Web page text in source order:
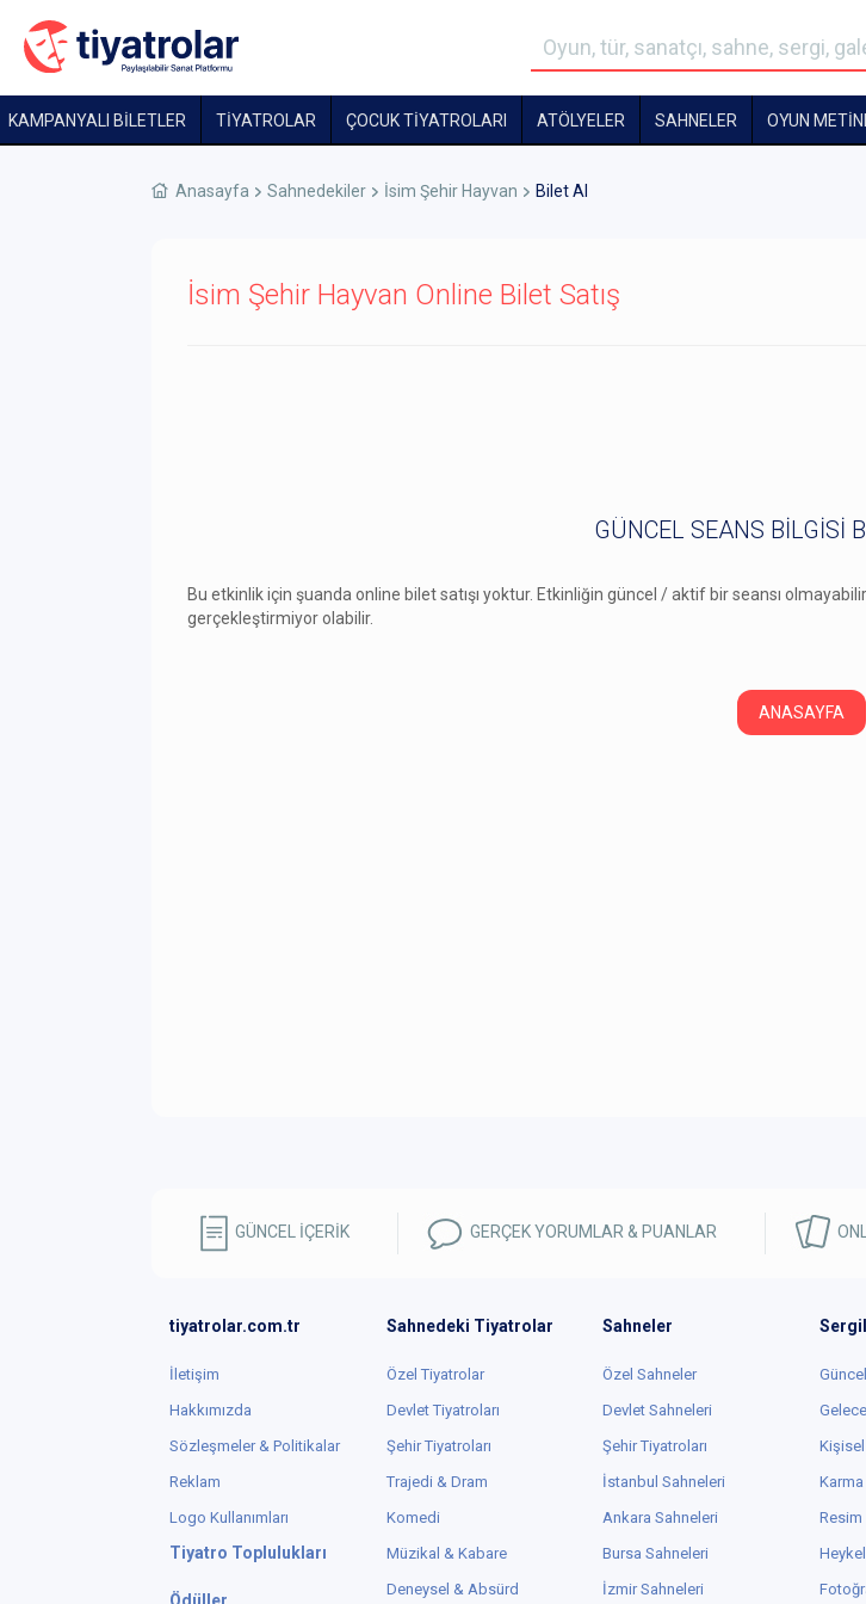
KAMPANYALI BİLETLER TİYATROLAR ÇOCUK TIYATROLARI ATÖLYELER SAHNELER OYUN
Anasayfa Sahnedekiler İsim Şehir Hayvan Bilet Al
İsim Şehir Hayvan Online Bilet Satış
GÜNCEL SEANS BİLGİSİ
Bu etkinlik için şuanda online bilet satışı yoktur. Etkinliğin güncel / aktif bir seansı
gerçekleştirmiyor olabilir.
ANASAYFA
GÜNCEL İÇERİK GERÇEK YORUMLAR & PUANLAR
tiyatrolar.com.tr
İletişim
Hakkımızda
Sözleşmeler & Politikalar
Reklam
Logo Kullanımları
Tiyatro Toplulukları
Sahnedeki Tiyatrolar
Özel Tiyatrolar
Devlet Tiyatroları
Şehir Tiyatroları
Trajedi & Dram
Komedi
Müzikal & Kabare
Deneysel & Absürd
Sahneler
Özel Sahneler
Devlet Sahneleri
Şehir Tiyatroları
İstanbul Sahneleri
Ankara Sahneleri
Bursa Sahneleri
İzmir Sahneleri
Resim
Heykel